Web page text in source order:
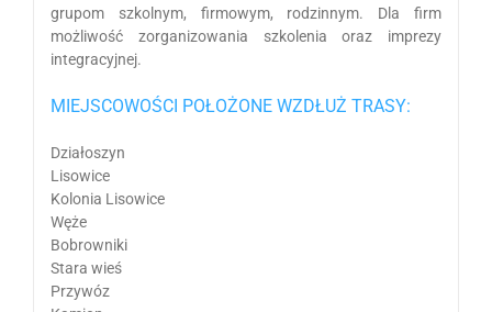
grupom szkolnym, firmowym, rodzinnym. Dla firm
możliwość zorganizowania szkolenia oraz imprezy
integracyjnej.
MIEJSCOWOŚCI POŁOŻONE WZDŁUŻ TRASY:
Działoszyn
Lisowice
Kolonia Lisowice
Węże
Bobrowniki
Stara wieś
Przywóz